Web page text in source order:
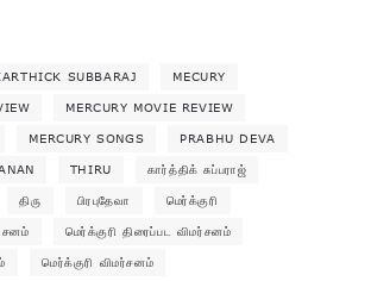
SUBBARAJ MECURY
MERCURY MOVIE REVIEW
MERCURY SONGS PRABHU DEVA
THIRU கார்த்திக் சுப்பராஜ்
திரு பிரபுதேவா மெர்க்குரி
மெர்க்குரி திரைப்பட விமர்சனம்
மெர்க்குரி விமர்சனம்